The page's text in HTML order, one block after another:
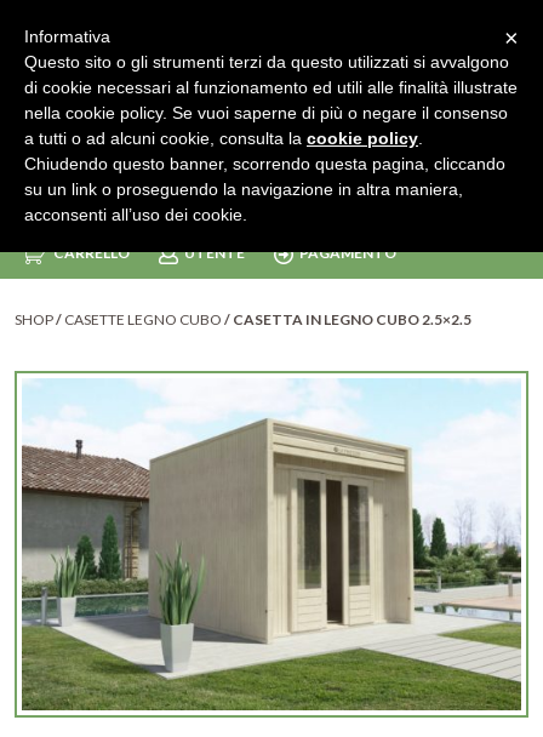
compreso. Per preventivi usa il
SHOP
CARRELLO UTENTE PAGAMENTO
SHOP/ CASETTE LEGNO CUBO / CASETTA IN LEGNO CUBO 2.5×2.5
×
Informativa
Questo sito o gli strumenti terzi da questo utilizzati si avvalgono
di cookie necessari al funzionamento ed utili alle finalità illustrate
nella cookie policy. Se vuoi saperne di più o negare il consenso
a tutti o ad alcuni cookie, consulta la cookie policy
Chiudendo questo banner, scorrendo questa pagina, cliccando
su un link o proseguendo la navigazione in altra maniera,
acconsenti all’uso dei cookie.